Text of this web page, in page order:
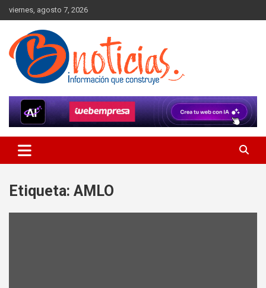
Skip
to
content
viernes, agosto 7, 2026
BNoticias
Etiqueta: AMLO